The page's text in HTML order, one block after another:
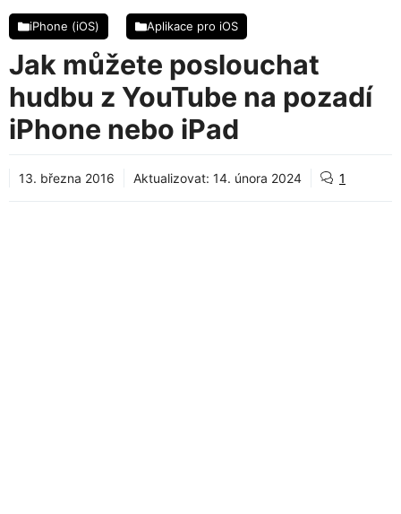
iPhone (iOS) Aplikace pro iOS
Jak můžete poslouchat
hudbu z YouTube na pozadí
iPhone nebo iPad
13. března 2016 Aktualizovat: 14. února 2024 1